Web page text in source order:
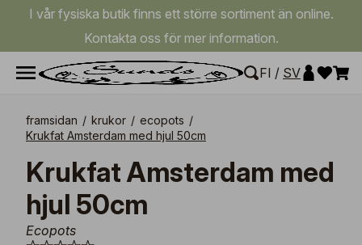
I vår fysiska butik finns ett större sortiment än online.
Kontakta oss för mer information.
FI / SV
framsidan / krukor / ecopots /
Krukfat Amsterdam med hjul 50cm
Krukfat Amsterdam med
hjul 50cm
Ecopots